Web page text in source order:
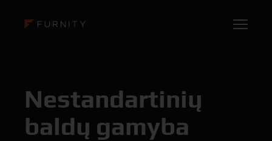
Nestandartinių
baldų gamyba